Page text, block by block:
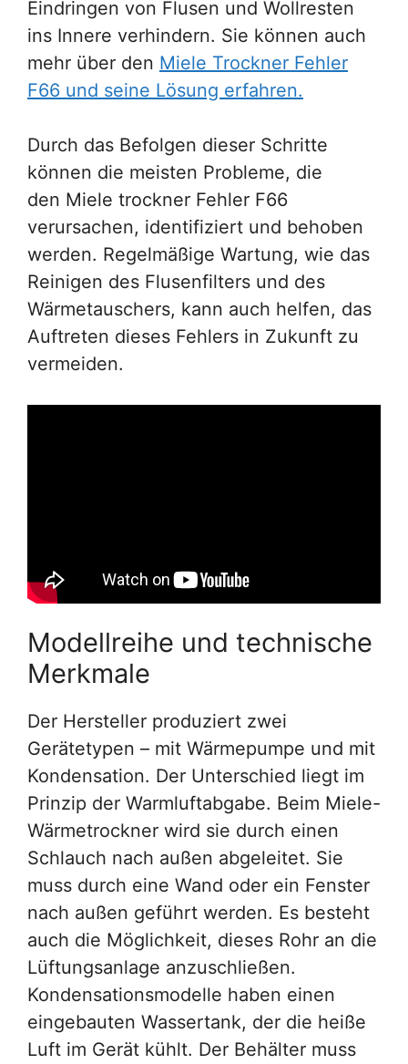
Eindringen von Flusen und Wollresten
ins Innere verhindern. Sie können auch
mehr über den Miele Trockner Fehler
F66 und seine Lösung erfahren.
Durch das Befolgen dieser Schritte
können die meisten Probleme, die
den Miele trockner Fehler F66
verursachen, identifiziert und behoben
werden. Regelmäßige Wartung, wie das
Reinigen des Flusenfilters und des
Wärmetauschers, kann auch helfen, das
Auftreten dieses Fehlers in Zukunft zu
vermeiden.
Modellreihe und technische
Merkmale
Der Hersteller produziert zwei
Gerätetypen – mit Wärmepumpe und mit
Kondensation. Der Unterschied liegt im
Prinzip der Warmluftabgabe. Beim Miele-
Wärmetrockner wird sie durch einen
Schlauch nach außen abgeleitet. Sie
muss durch eine Wand oder ein Fenster
nach außen geführt werden. Es besteht
auch die Möglichkeit, dieses Rohr an die
Lüftungsanlage anzuschließen.
Kondensationsmodelle haben einen
eingebauten Wassertank, der die heiße
Luft im Gerät kühlt. Der Behälter muss